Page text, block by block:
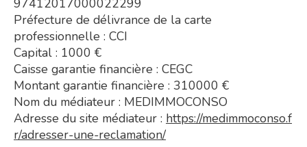
Préfecture de délivrance de la carte
professionnelle : CCI
Capital : 1000 €
Caisse garantie financière : CEGC
Montant garantie financière : 310000 €
Nom du médiateur : MEDIMMOCONSO
Adresse du site médiateur : https://medimmoconso.f
r/adresser-une-reclamation/